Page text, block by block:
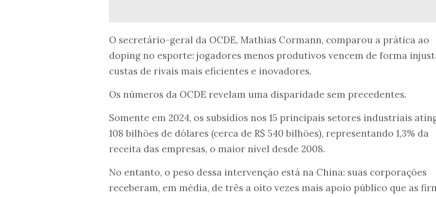
O secretário-geral da OCDE, Mathias Cormann, comparou a prática ao
doping no esporte: jogadores menos produtivos vencem de forma
custas de rivais mais eficientes e inovadores.
Os números da OCDE revelam uma disparidade sem precedentes.
Somente em 2024, os subsídios nos 15 principais setores industriais
108 bilhões de dólares (cerca de R$ 540 bilhões), representando 1,3% da
receita das empresas, o maior nível desde 2008.
No entanto, o peso dessa intervenção está na China: suas corporações
receberam, em média, de três a oito vezes mais apoio público que as